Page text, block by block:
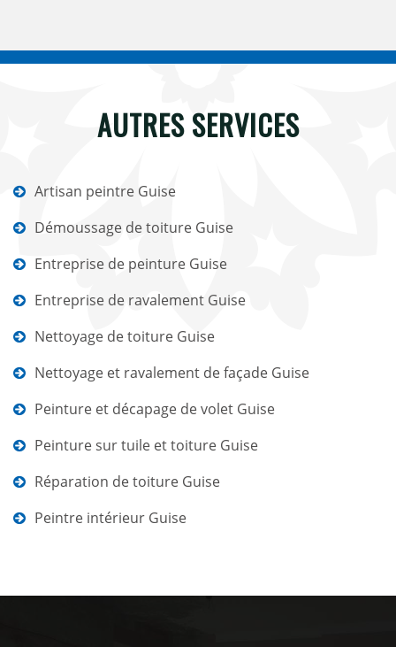
AUTRES SERVICES
Artisan peintre Guise
Démoussage de toiture Guise
Entreprise de peinture Guise
Entreprise de ravalement Guise
Nettoyage de toiture Guise
Nettoyage et ravalement de façade Guise
Peinture et décapage de volet Guise
Peinture sur tuile et toiture Guise
Réparation de toiture Guise
Peintre intérieur Guise